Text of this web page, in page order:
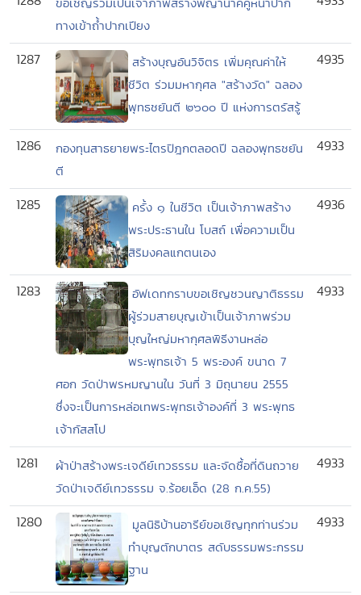
ทางเข้าถ้ำปากเปียง
1287
สร้างบุญอันวิจิตร เพิ่มคุณค่าให้
ชีวิต ร่วมมหากุศล "สร้างวัด" ฉลอง
พุทธชยันตี ๒๖๐๐ ปี แห่งการตรัสรู้
4935
1286
กองทุนสาธยายพระไตรปิฎกตลอดปี ฉลองพุทธชยัน
ตี
4933
1285
ครั้ง ๑ ในชีวิต เป็นเจ้าภาพสร้าง
พระประธานใน โบสถ์ เพื่อความเป็น
สิริมงคลแกตนเอง
4936
1283
อัฟเดทกราบขอเชิญชวนญาติธรรม
ผู้ร่วมสายบุญเข้าเป็นเจ้าภาพร่วม
บุญใหญ่มหากุศลพิธีงานหล่อ
พระพุทธเจ้า 5 พระองค์ ขนาด 7
ศอก วัดป่าพรหมญานใน วันที่ 3 มิถุนายน 2555
ซึ่งจะเป็นการหล่อเทพระพุทธเจ้าองค์ที่ 3 พระพุทธ
เจ้ากัสสโป
4933
1281
ผ้าป่าสร้างพระเจดีย์เทวธรรม และจัดซื้อที่ดินถวาย
วัดป่าเจดีย์เทวธรรม จ.ร้อยเอ็ด (28 ก.ค.55)
4933
1280
มูลนิธิบ้านอารีย์ขอเชิญทุกท่านร่วม
ทำบุญตักบาตร สดับธรรมพระกรรม
ฐาน
4933